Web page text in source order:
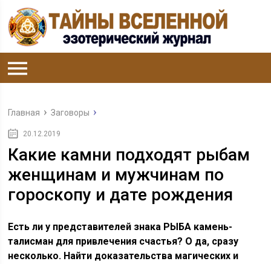
Главная Заговоры
20.12.2019
Какие камни подходят рыбам
женщинам и мужчинам по
гороскопу и дате рождения
Есть ли у представителей знака РЫБА камень-
талисман для привлечения счастья? О да, сразу
несколько. Найти доказательства магических и